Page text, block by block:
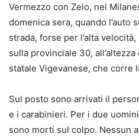
Vermezzo con Zelo, nel
domenica sera, quando l’auto
strada, forse per l’alta
sulla provinciale 30,
statale Vigevanese, che corre
Sul posto sono arrivati il
e i carabinieri. Per i due
sono morti sul colpo. Nessun